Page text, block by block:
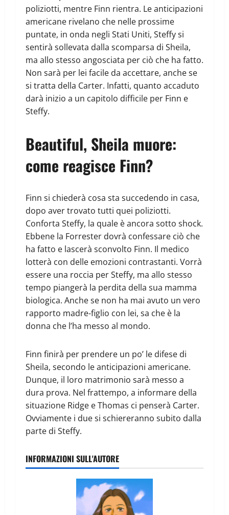
poliziotti, mentre Finn rientra. Le anticipazioni
americane rivelano che nelle prossime
puntate, in onda negli Stati Uniti, Steffy si
sentirà sollevata dalla scomparsa di Sheila,
ma allo stesso angosciata per ciò che ha fatto.
Non sarà per lei facile da accettare, anche se
si tratta della Carter. Infatti, quanto accaduto
darà inizio a un capitolo difficile per Finn e
Steffy.
Beautiful, Sheila muore:
come reagisce Finn?
Finn si chiederà cosa sta succedendo in casa,
dopo aver trovato tutti quei poliziotti.
Conforta Steffy, la quale è ancora sotto shock.
Ebbene la Forrester dovrà confessare ciò che
ha fatto e lascerà sconvolto Finn. Il medico
lotterà con delle emozioni contrastanti. Vorrà
essere una roccia per Steffy, ma allo stesso
tempo piangerà la perdita della sua mamma
biologica. Anche se non ha mai avuto un vero
rapporto madre-figlio con lei, sa che è la
donna che l’ha messo al mondo.
Finn finirà per prendere un po’ le difese di
Sheila, secondo le anticipazioni americane.
Dunque, il loro matrimonio sarà messo a
dura prova. Nel frattempo, a informare della
situazione Ridge e Thomas ci penserà Carter.
Ovviamente i due si schiereranno subito dalla
parte di Steffy.
INFORMAZIONI SULL'AUTORE